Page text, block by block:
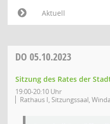
Aktuell
DO 05.10.2023
Sitzung des Rates der
19:00-20:10 Uhr
Rathaus I, Sitzungssaal,